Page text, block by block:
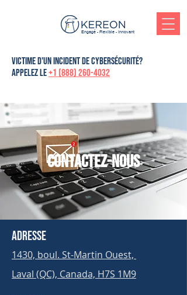
Engagé - Flexible - Innovant
victime d'un incident de cybersécurité?
Appelez le+1 (888) 260-4032
Contactez-nous
Adresse
1430, boul. St-Martin Ouest,
Laval (QC), Canada, H7S 1M9